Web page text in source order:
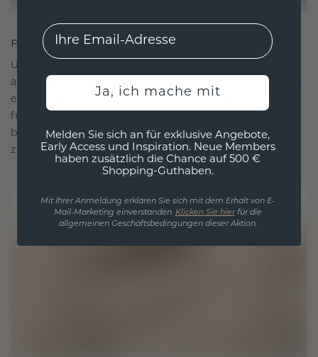
FÜR VERBINDUNGEN GESCHAFFEN
Unsere Designphilosophie ist auf Verbindung
ausgelegt, wobei jedes Stück so gestaltet ist, dass
es die Zeit überdauert. Es wird zu Ihrem Symbol
für Liebe und wertvolle Momente, das dazu
bestimmt ist, für immer getragen und geschätzt
zu werden.
EMail
Ja, ich mache mit
Melden Sie sich an für exklusive Angebote,
Early Access und Inspiration. Neue Members
haben zusätzlich die Chance auf 500 €
Shopping-Guthaben.
Mit Ihrer Anmeldung erklären Sie sich mit dem Erhalt von E-
Mail-Marketing einverstanden. Klicken Sie hierfür die
allgemeinen Geschäftsbedingungen dieser Aktion.